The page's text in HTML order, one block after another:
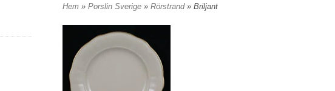
Hem » Porslin Sverige » Rörstrand » Briljant